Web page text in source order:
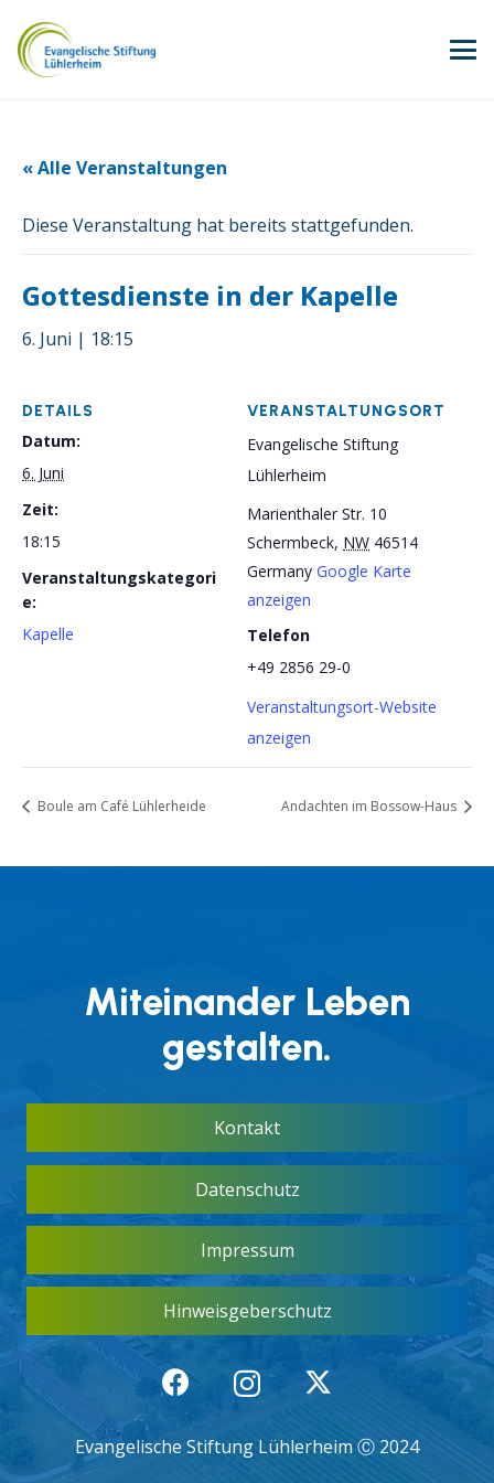
« Alle Veranstaltungen
Diese Veranstaltung hat bereits stattgefunden.
Gottesdienste in der Kapelle
6. Juni | 18:15
DETAILS
Datum:
6. Juni
Zeit:
18:15
Veranstaltungskategori
e:
Kapelle
VERANSTALTUNGSORT
Evangelische Stiftung
Lühlerheim
Marienthaler Str. 10
Schermbeck, NW 46514
Germany Google Karte
anzeigen
Telefon
+49 2856 29-0
Veranstaltungsort-Website
anzeigen
Boule am Café Lühlerheide Andachten im Bossow-Haus
Miteinander Leben
gestalten.
Kontakt
Datenschutz
Impressum
Hinweisgeberschutz
Evangelische Stiftung Lühlerheim Ⓒ 2024